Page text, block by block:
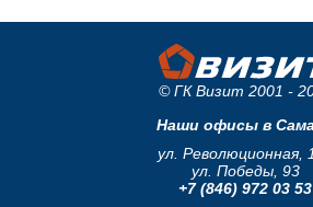
© ГК Визит 2001 -
Наши офисы в
ул. Революционная,
ул. Победы, 93
+7 (846) 972 03 53